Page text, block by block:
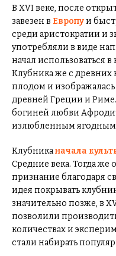
В XVI веке, после
завезен в Европуи
среди аристократии и
употребляли в виде
начал использоваться
Клубника же с древних
плодом и изображалась
древней Греции и
богиней любви
излюбленным ягодным
Клубниканачала
Средние века. Тогда же
признание благодаря
идея покрывать
значительно позже, в
позволили
количествах и
стали набирать